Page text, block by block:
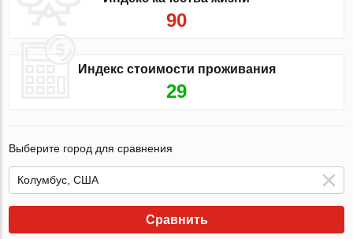
90
Индекс стоимости проживания
29
Выберите город для сравнения
Сравнить